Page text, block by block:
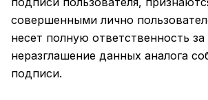
совершенными лично
несет полную ответственность
неразглашение данных аналога
подписи.